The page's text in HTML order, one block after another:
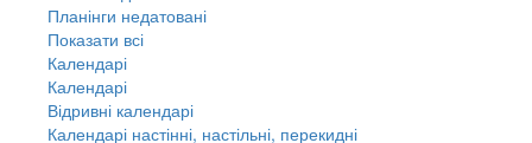
Планінги недатовані
Показати всі
Календарі
Календарі
Відривні календарі
Календарі настінні, настільні, перекидні